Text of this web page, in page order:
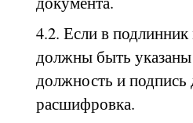
4.2. Если в
должны быть указаны
должность и подпись
расшифровка.